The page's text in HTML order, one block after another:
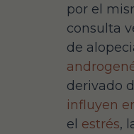
por el
consulta
de
derivado
influyen
el estrés,